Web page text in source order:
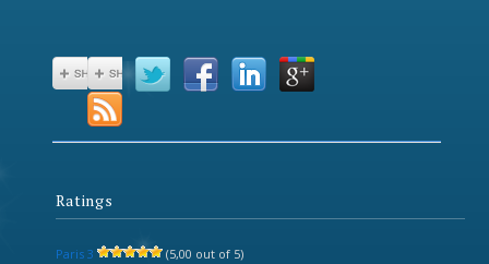
Ratings
Paris 3 (5,00 out of 5)